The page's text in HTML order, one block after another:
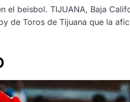
el beisbol. TIJUANA, Baja
de Toros de Tijuana que la